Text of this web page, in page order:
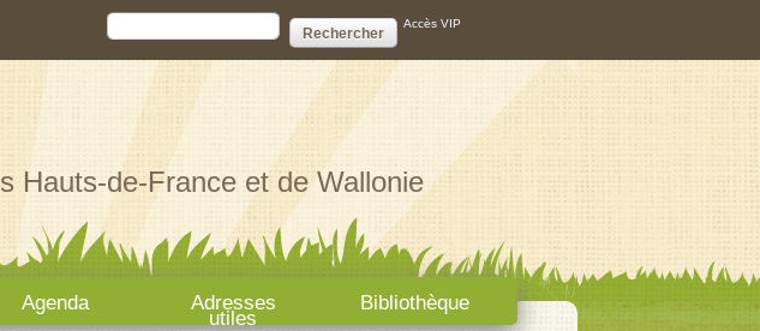
Accès VIP
Formulaire de recherche
Rechercher
Hauts-de-France et de Wallonie
Agenda Adresses
utiles
Bibliothèque